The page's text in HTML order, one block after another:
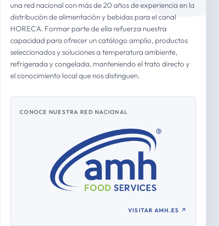
una red nacional con más de 20 años de experiencia en la
distribución de alimentación y bebidas para el canal
HORECA. Formar parte de ella refuerza nuestra
capacidad para ofrecer un catálogo amplio, productos
seleccionados y soluciones a temperatura ambiente,
refrigerada y congelada, manteniendo el trato directo y
el conocimiento local que nos distinguen.
CONOCE NUESTRA RED NACIONAL
VISITAR AMH.ES ↗